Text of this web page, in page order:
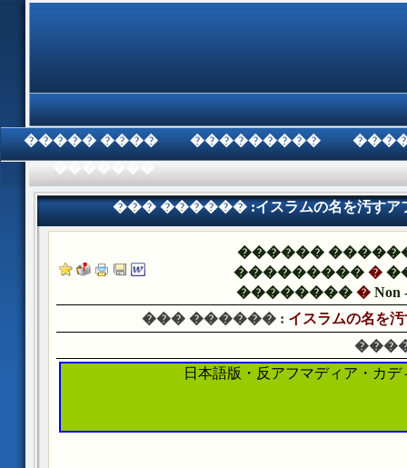
���� ����� ���������
��� ������ :イスラムの名を汚すアフ
������
����������
��������� Non
��� ������ : イスラムの名を
日本語版・反アフマディア・カデ